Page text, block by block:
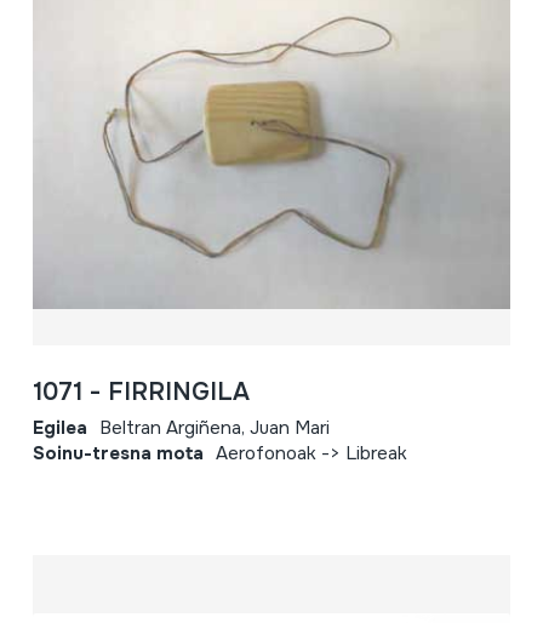
1071 - FIRRINGILA
Egilea Beltran Argiñena, Juan Mari
Soinu-tresna mota Aerofonoak -> Libreak